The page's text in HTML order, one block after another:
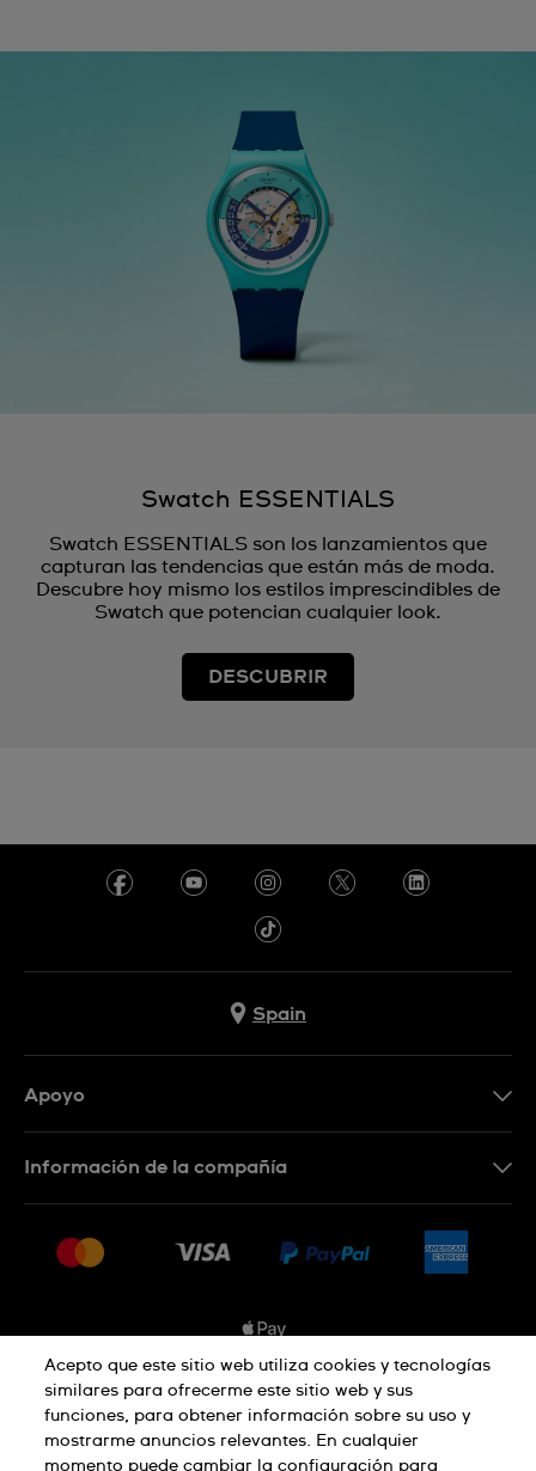
Swatch ESSENTIALS
Swatch ESSENTIALS son los lanzamientos que
capturan las tendencias que están más de moda.
Descubre hoy mismo los estilos imprescindibles de
Swatch que potencian cualquier look.
DESCUBRIR
Spain
Apoyo
Devoluciones
Sistema de información
Desistimiento del contrato
Información de la compañía
Empleo
Aviso de privacidad Aviso sobre cookies
Acepto que este sitio web utiliza cookies y tecnologías
similares para ofrecerme este sitio web y sus
funciones, para obtener información sobre su uso y
mostrarme anuncios relevantes. En cualquier
momento puede cambiar la configuración para